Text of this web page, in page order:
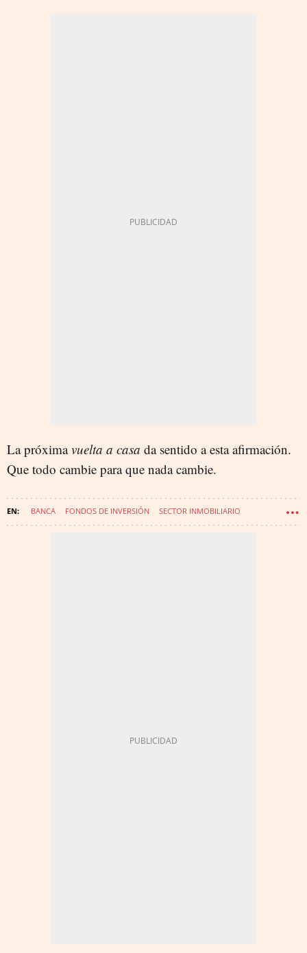
La próximavuelta a casa da sentido a esta afirmación.
Que todo cambie para que nada cambie.
BANCA FONDOS DE INVERSIÓN SECTOR INMOBILIARIO